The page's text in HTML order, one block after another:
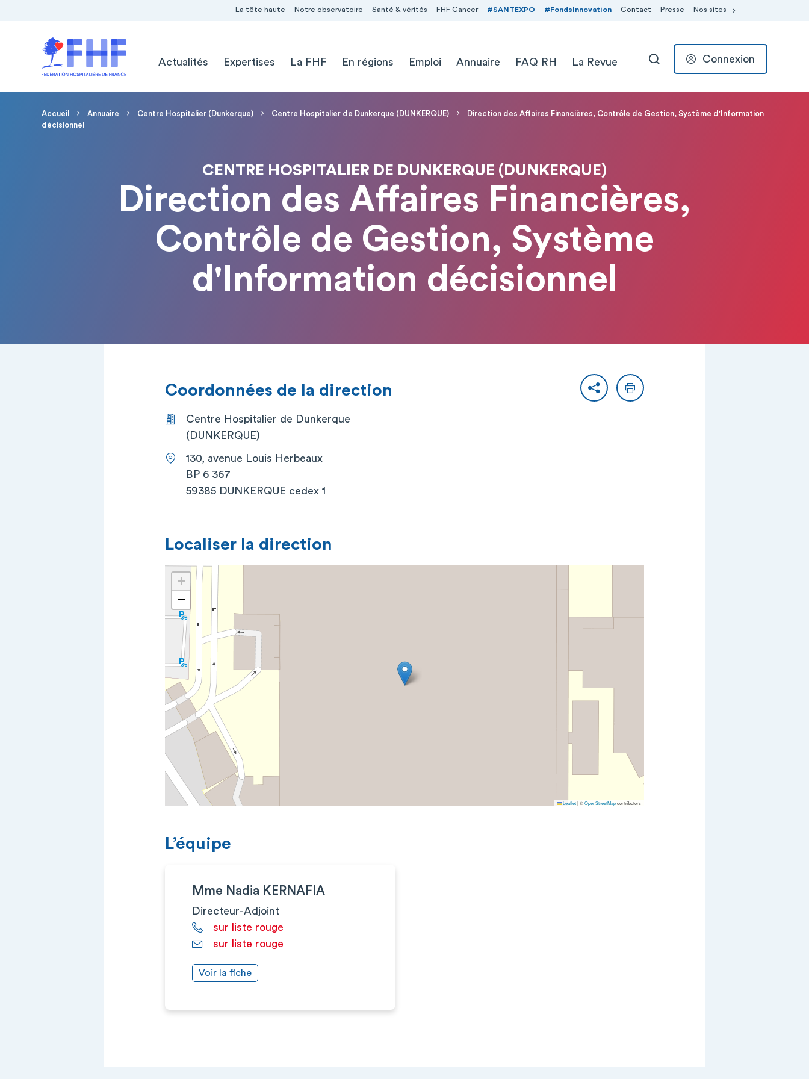
La tête haute Notre observatoire Santé & vérités FHF Cancer #SANTEXPO #FondsInnovation Contact Presse Nos sites
Actualités
Expertises La FHF En régions Emploi Annuaire FAQ RH La Revue RECHERCHER
Connexion
Fil d'Ariane
Accueil Annuaire Centre Hospitalier (Dunkerque) Centre Hospitalier de Dunkerque (DUNKERQUE)
Direction des Affaires Financières, Contrôle de Gestion, Système d'Information
décisionnel
CENTRE HOSPITALIER DE DUNKERQUE (DUNKERQUE)
Direction des Affaires Financières,
Contrôle de Gestion, Système
d'Information décisionnel
PartagerImprimer
Coordonnées de la direction
Centre Hospitalier de Dunkerque
(DUNKERQUE)
130, avenue Louis Herbeaux
BP 6 367
59385 DUNKERQUE cedex 1
Localiser la direction
+
−
Leaflet|©OpenStreetMapcontributors
L’équipe
Mme Nadia KERNAFIA
Directeur-Adjoint
sur liste rouge
sur liste rouge
Voir la fiche